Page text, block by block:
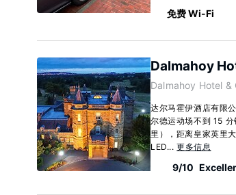
免费 Wi-Fi
Dalmahoy
Dalmahoy Hotel &
达尔马霍伊酒店有限
尔德运动场不到 15
里），距离皇家英里
LED...更多信息
9/10